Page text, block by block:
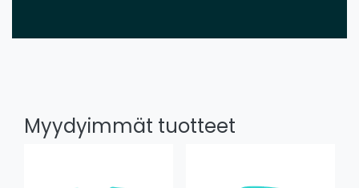
Myydyimmät tuotteet